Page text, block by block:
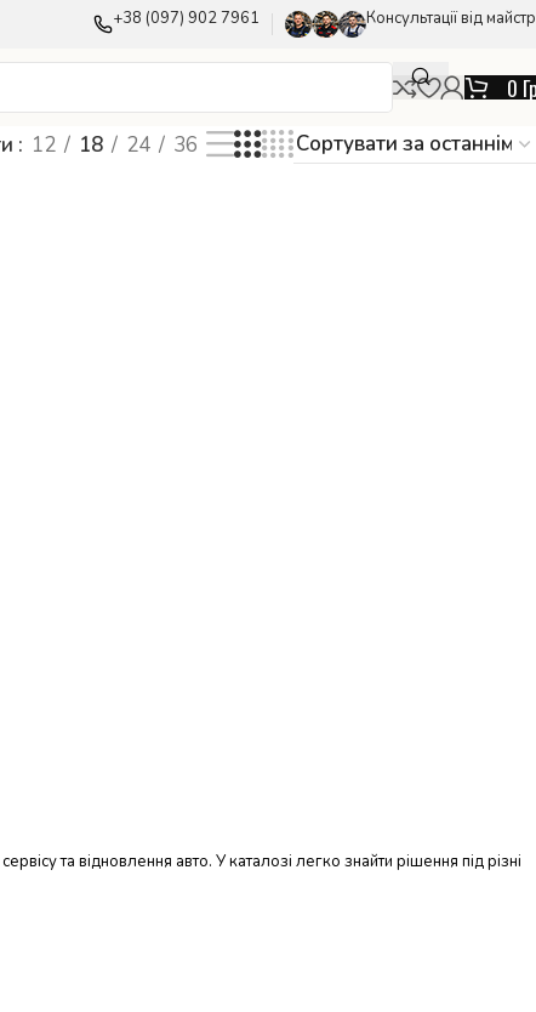
+38 (097) 902 7961 Консультації від
0
12 18 24 36
та відновлення авто. У каталозі легко знайти рішення під різні